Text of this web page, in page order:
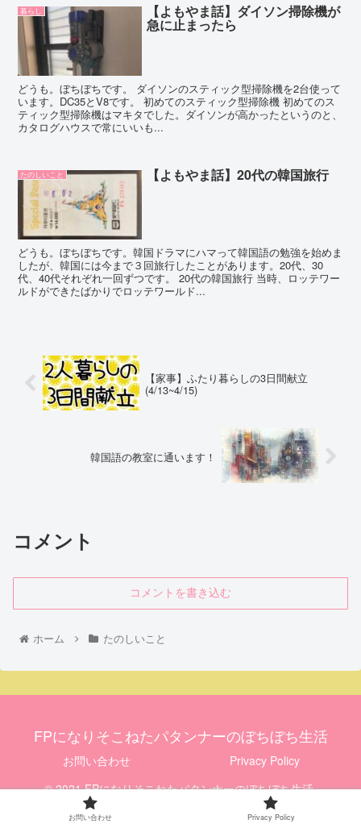
暮らし 【よもやま話】ダイソン掃除機が
急に止まったら
どうも。ぼちぼちです。 ダイソンのスティック型掃除機を2台使って
います。DC35とV8です。 初めてのスティック型掃除機 初めてのス
ティック型掃除機はマキタでした。ダイソンが高かったというのと、
カタログハウスで常にいいも...
たのしいこと 【よもやま話】20代の韓国旅行
どうも。ぼちぼちです。韓国ドラマにハマって韓国語の勉強を始めま
したが、韓国には今まで３回旅行したことがあります。20代、30
代、40代それぞれ一回ずつです。 20代の韓国旅行 当時、ロッテワー
ルドができたばかりでロッテワールド...
【家事】ふたり暮らしの3日間献立
(4/13~4/15)
韓国語の教室に通います！
コメント
コメントを書き込む
ホーム たのしいこと
FPになりそこねたパタンナーのぼちぼち生活
お問い合わせ
Privacy Policy
© 2021 FPになりそこねたパタンナーのぼちぼち生活.
お問い合わせ Privacy Policy